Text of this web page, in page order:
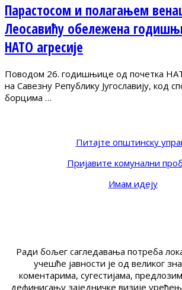
Парастосом и полагањем
Леосавићу обележена
НАТО агресије
Поводом 26. годишњице од почетка
на Савезну Републику Југославију, код
борцима …
Питајте општинску
Пријавите комунални
Имам идеју
Ради бољег сагледавања потреба
учешће јавности је од великог
коментарима, сугестијама,
дефинисању заједничке визије